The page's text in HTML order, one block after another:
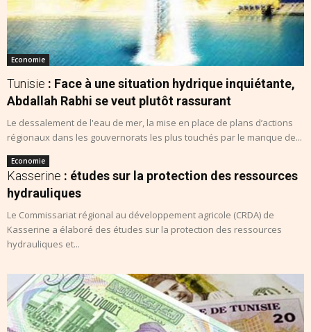
Economie
Tunisie : Face à une situation hydrique inquiétante,
Abdallah Rabhi se veut plutôt rassurant
Le dessalement de l'eau de mer, la mise en place de plans d’actions
régionaux dans les gouvernorats les plus touchés par le manque de...
Economie
Kasserine : études sur la protection des ressources
hydrauliques
Le Commissariat régional au développement agricole (CRDA) de
Kasserine a élaboré des études sur la protection des ressources
hydrauliques et...